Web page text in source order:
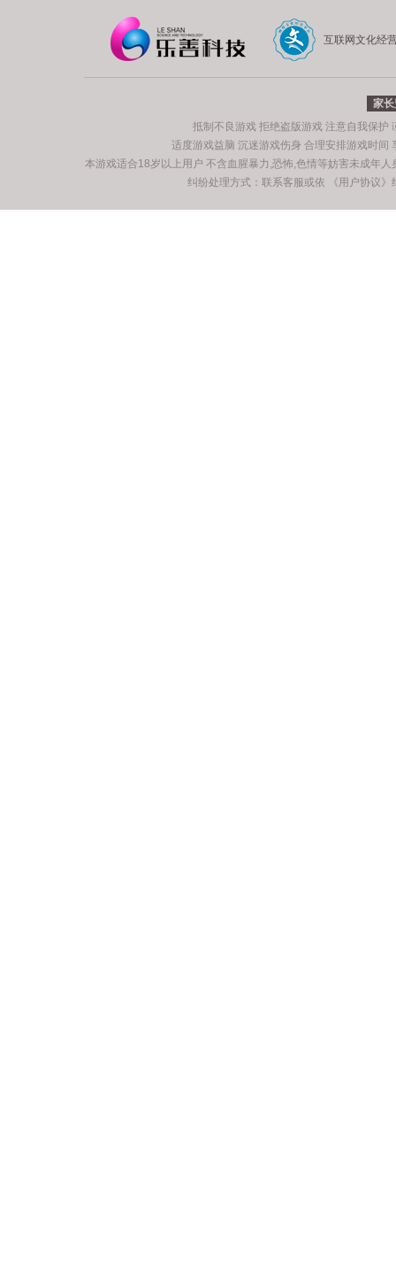
互联网文化经
家
抵制不良游戏 拒绝盗版游戏 注意自我保护
适度游戏益脑 沉迷游戏伤身 合理安排游戏时间
本游戏适合18岁以上用户 不含血腥暴力,恐怖,色情等妨害未成年人
纠纷处理方式：联系客服或依
《用户协议》